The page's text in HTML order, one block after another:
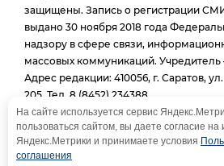
защищены. Запись о регистрации
выдано 30 ноября 2018 года
надзору в сфере связи,
массовых коммуникаций.
Адрес редакции: 410056, г. Саратов,
205. Тел. 8 (8452) 234388.
E-mail: provtelegraf@gmail.com
И.о. главного редактора: Голубева Е. В.
При использовании материалов сайта
обязательна
На сайте используется сервис
пользоваться сайтом, вы даете согласие на
Яндекс.Метрики и принимаете условия
соглашения